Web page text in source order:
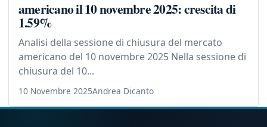
americano il 10 novembre 2025: crescita di
1.59%
Analisi della sessione di chiusura del mercato
americano del 10 novembre 2025 Nella sessione di
chiusura del 10...
10 Novembre 2025Andrea Dicanto